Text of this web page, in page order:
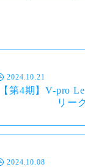
2024.10.21
【第4期】V-pro
リー
2024.10.08